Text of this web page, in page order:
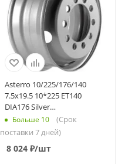
Asterro 10/225/176/140
7.5x19.5 10*225 ET140
DIA176 Silver
Штампованный
Больше 10
(Срок
поставки 7 дней)
8 024₽/шт